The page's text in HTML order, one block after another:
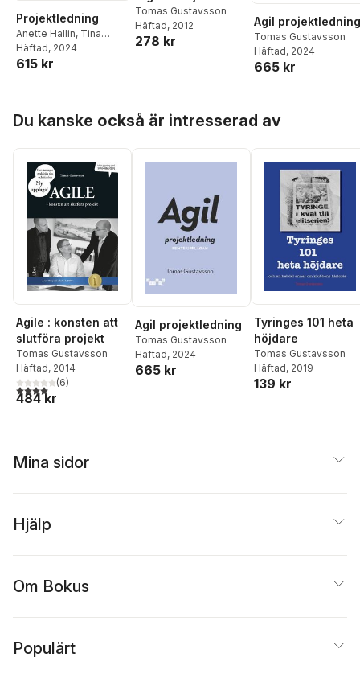
Projektledning
Anette Hallin, Tina
Karrbom Gustavsson
Tomas Gustavsson
Häftad, 2024
615 kr
Tomas Gustavsson
Häftad, 2012
278 kr
Agil projektledning
Tomas Gustavsson
Häftad, 2024
665 kr
Du kanske också är intresserad av
Agile : konsten att
slutföra projekt
Tomas Gustavsson
Häftad, 2014
4,0utav 5 stjärnor. Totalt antal röster:
(6)
484 kr
Agil projektledning
Tomas Gustavsson
Häftad, 2024
665 kr
Tyringes 101 heta
höjdare
Tomas Gustavsson
Häftad, 2019
139 kr
Mina sidor
Hjälp
Om Bokus
Populärt